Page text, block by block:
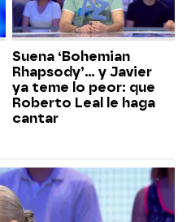
Suena ‘Bohemian
Rhapsody’... y Javier
ya teme lo peor: que
Roberto Leal le haga
cantar